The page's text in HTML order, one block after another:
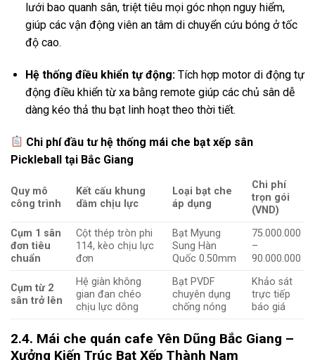
lưới bao quanh sân, triệt tiêu mọi góc nhọn nguy hiểm,
giúp các vận động viên an tâm di chuyển cứu bóng ở tốc
độ cao.
Hệ thống điều khiển tự động:Tích hợp motor di động tự
động điều khiển từ xa bằng remote giúp các chủ sân dễ
dàng kéo thả thu bạt linh hoạt theo thời tiết.
Chi phí đầu tư hệ thống mái che bạt xếp sân
Pickleball tại Bắc Giang
Quy mô
công trình
Kết cấu khung
dầm chịu lực
Loại bạt che
áp dụng
Chi phí
trọn gói
(VND)
Cụm 1 sân
đơn tiêu
chuẩn
Cột thép tròn phi
114, kèo chịu lực
đơn
Bạt Myung
Sung Hàn
Quốc 0.50mm
75.000.000
–
90.000.000
Cụm từ 2
sân trở lên
Hệ giàn không
gian đan chéo
chịu lực dông
Bạt PVDF
chuyên dụng
chống nóng
Khảo sát
trực tiếp
báo giá
2.4. Mái che quán cafe Yên Dũng Bắc Giang –
Xưởng Kiến Trúc Bạt Xếp Thành Nam